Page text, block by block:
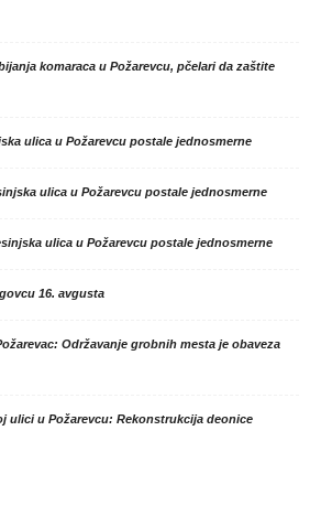
komaraca u Požarevcu, pčelari da zaštite
ulica u Požarevcu postale jednosmerne
ulica u Požarevcu postale jednosmerne
ulica u Požarevcu postale jednosmerne
16. avgusta
Održavanje grobnih mesta je obaveza
ulici u Požarevcu: Rekonstrukcija deonice